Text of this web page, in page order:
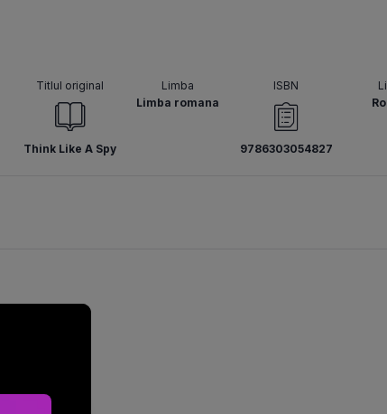
Titlul original
Think Like A Spy
Limba
Limba romana
ISBN
9786303054827